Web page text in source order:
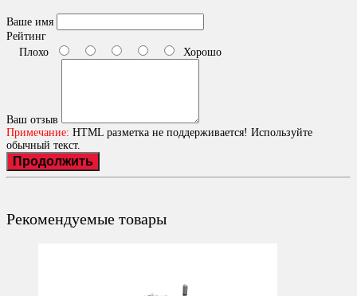
Ваше имя
Рейтинг
Плохо
Хорошо
Ваш отзыв
Примечание: HTML разметка не поддерживается! Используйте
обычный текст.
Продолжить
Рекомендуемые товары